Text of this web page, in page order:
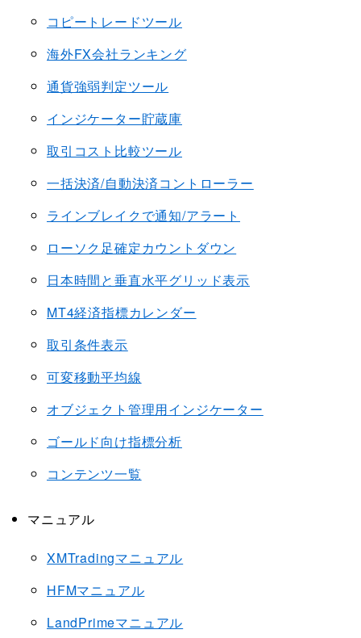
コピートレードツール
海外FX会社ランキング
通貨強弱判定ツール
インジケーター貯蔵庫
取引コスト比較ツール
一括決済/自動決済コントローラー
ラインブレイクで通知/アラート
ローソク足確定カウントダウン
日本時間と垂直水平グリッド表示
MT4経済指標カレンダー
取引条件表示
可変移動平均線
オブジェクト管理用インジケーター
ゴールド向け指標分析
コンテンツ一覧
マニュアル
XMTradingマニュアル
HFMマニュアル
LandPrimeマニュアル